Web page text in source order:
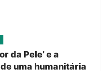
da Pele’ e a
uma humanitária